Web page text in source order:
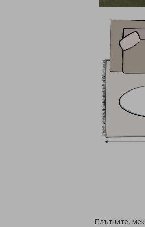
Плътните,